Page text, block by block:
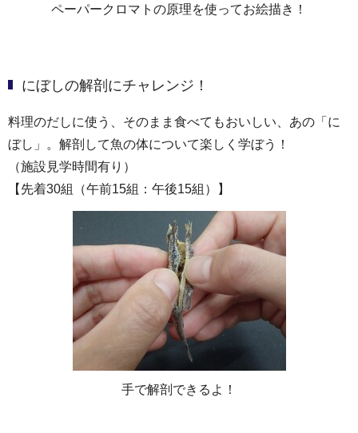
ペーパークロマトの原理を使ってお絵描き！
にぼしの解剖にチャレンジ！
料理のだしに使う、そのまま食べてもおいしい、あの「に
ぼし」。解剖して魚の体について楽しく学ぼう！
（施設見学時間有り）
【先着30組（午前15組：午後15組）】
手で解剖できるよ！